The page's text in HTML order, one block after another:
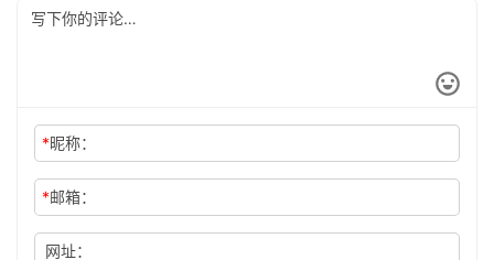
*昵称：
*邮箱：
网址：